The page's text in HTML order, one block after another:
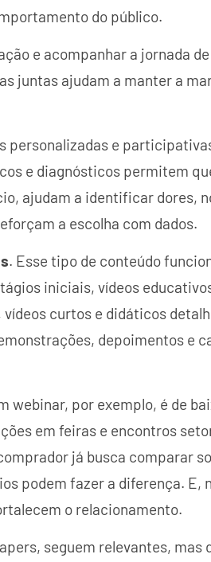
do público.
e acompanhar a jornada
juntas ajudam a manter a
personalizadas e
e diagnósticos permitem
ajudam a identificar dores,
a escolha com dados.
. Esse tipo de conteúdo
iniciais, vídeos
curtos e didáticos
depoimentos e
webinar, por exemplo, é de
em feiras e encontros
já busca comparar
podem fazer a diferença. E,
o relacionamento.
seguem relevantes, mas